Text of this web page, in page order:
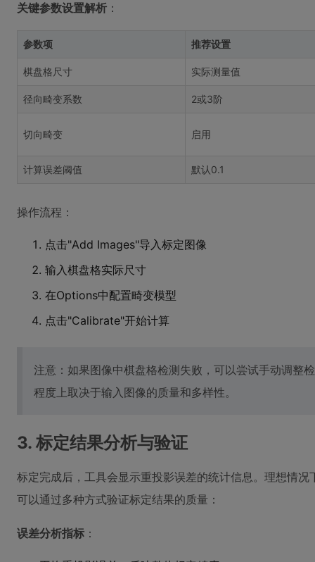
关键参数设置解析 ：
参数项 推荐设置
棋盘格尺寸 实际测量值
径向畸变系数 2或3阶
切向畸变 启用
计算误差阈值 默认0.1
操作流程：
点击"Add Images"导入标定图像
输入棋盘格实际尺寸
在Options中配置畸变模型
点击"Calibrate"开始计算
注意：如果图像中棋盘格检测失败，可以尝试手动调整
程度上取决于输入图像的质量和多样性。
3. 标定结果分析与验证
标定完成后，工具会显示重投影误差的统计信息。理想情
可以通过多种方式验证标定结果的质量：
误差分析指标 ：